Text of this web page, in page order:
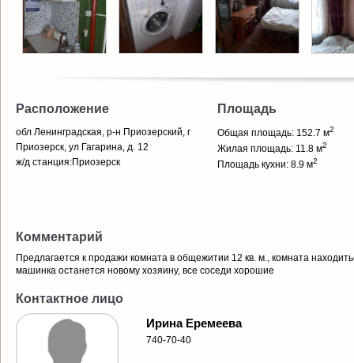
Расположение
обл Ленинградская, р-н Приозерский, г
Приозерск, ул Гагарина, д. 12
ж/д станция:Приозерск
Площадь
Общая площадь: 152.7 м2
Жилая площадь: 11.8 м2
Площадь кухни: 8.9 м2
Комментарий
Предлагается к продажи комната в общежитии 12 кв. м., комната
машинка останется новому хозяину, все соседи хорошие
Контактное лицо
Ирина Еремеева
740-70-40